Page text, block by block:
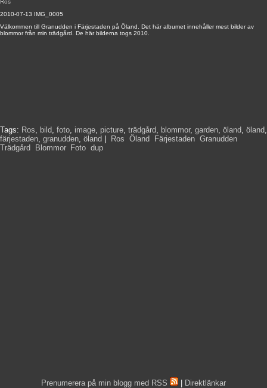
Ros
2010-07-13 IMG_0005
Välkommen till Granudden i Färjestaden på Öland. Det här albumet innehåller mest bilder av
blommor från min trädgård. De här bilderna togs 2010.
Tags: Ros, bild, foto, image, picture, trädgård, blommor, garden, öland, öland,
färjestaden, granudden, öland Ros Öland Färjestaden Granudden
Trädgård
Blommor, Foto dup
Prenumerera på min blogg med RSS
Direktlänkar